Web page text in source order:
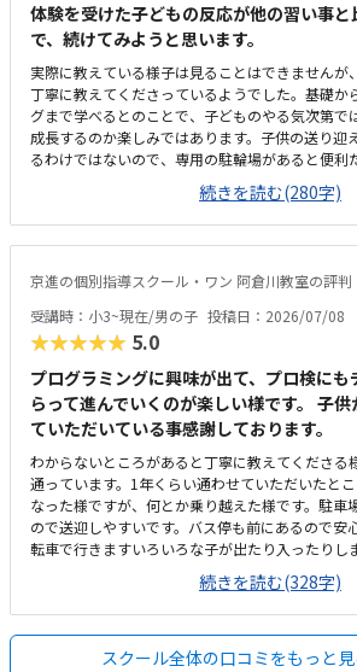
体験を受けた子どもの反応が他の習い事と
で、続けてみようと思います。
実際に教えている様子は見ることはできませんが
丁寧に教えてくださっているようでした。基礎か
グまで学べるとのことで、子どものやる気次第で
成長するのか楽しみではあります。子供の送り迎
るわけではないので、専用の駐輪場があると便利
は綺麗ですが、建物自体、廊下や階段などが煙草
入っているので仕方がないのかも知れませんが、
た。１時間やってもらえて、1か月一万円前後な
はなく、続けられると思いました。
続きを読む(280字)
京進の個別指導スクール・ワン 阿倉川教室の評判
受講時：小3~現在/男の子 投稿日：2026/07/08
★★★★★ 5.0
プログラミングに興味が出て、プロ検にも
らって進んでいくのが楽しい様です。 子
ていただいている事感謝しております。
わからないところがあると丁寧に教えてくださる
通っています。1年くらい通わせていただいたと
なった様ですが、何とか乗り越えた様です。駐車
ので送迎しやすいです。バス停も前にあるので安
転車で行きますいろいろな子が出たり入ったりし
で挨拶してくれるおかげかみんなきちんと挨拶を
ありがたいですが、現在でも満足です。もともと
ですが、思ったよりも高いなと思った気がします
っているので頑張ります。わからないところがあ
らえる様です。楽しく通わせてもらってます。特
続きを読む(328字)
スクール全体の口コミをもっと